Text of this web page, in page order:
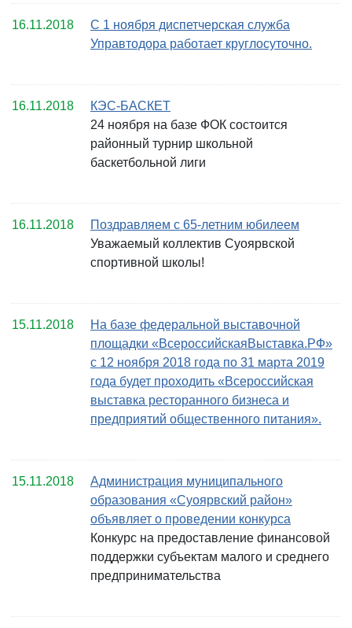
16.11.2018
С 1 ноября диспетчерская служба
Управтодора работает круглосуточно.
16.11.2018
КЭС-БАСКЕТ
24 ноября на базе ФОК состоится
районный турнир школьной
баскетбольной лиги
16.11.2018
Поздравляем с 65-летним юбилеем
Уважаемый коллектив Суоярвской
спортивной школы!
15.11.2018
На базе федеральной выставочной
площадки «ВсероссийскаяВыставка.РФ»
с 12 ноября 2018 года по 31 марта 2019
года будет проходить «Всероссийская
выставка ресторанного бизнеса и
предприятий общественного питания».
15.11.2018
Администрация муниципального
образования «Суоярвский район»
объявляет о проведении конкурса
Конкурс на предоставление финансовой
поддержки субъектам малого и среднего
предпринимательства